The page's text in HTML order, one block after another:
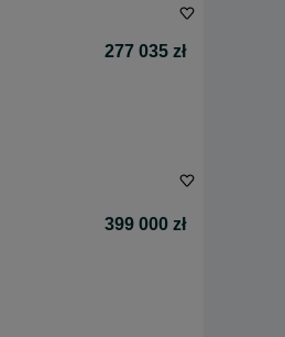
277 035 zł
399 000 zł